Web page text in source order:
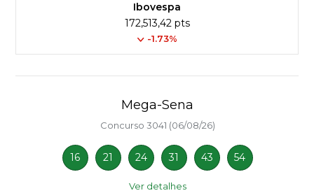
Ibovespa
172,513,42 pts
-1.73%
Mega-Sena
Concurso 3041 (06/08/26)
16 21 24 31 43 54
Ver detalhes